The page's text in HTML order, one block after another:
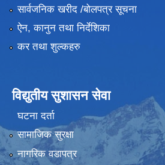
सार्वजनिक खरीद /बोलपत्र सूचना
ऐन, कानुन तथा निर्देशिका
कर तथा शुल्कहरु
विद्युतीय सुशासन सेवा
घटना दर्ता
सामाजिक सुरक्षा
नागरिक वडापत्र